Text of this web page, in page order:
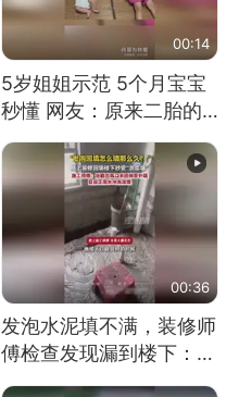
00:14
5岁姐姐示范 5个月宝宝
秒懂 网友：原来二胎的
快乐长这样
00:36
发泡水泥填不满，装修师
傅检查发现漏到楼下：出
风口未延伸到外墙